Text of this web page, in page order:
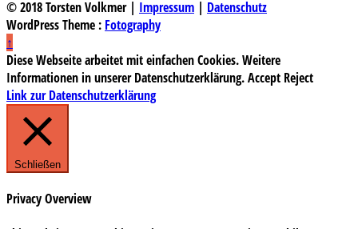
© 2018 Torsten Volkmer | Impressum | Datenschutz
WordPress Theme : Fotography
↑
Diese Webseite arbeitet mit einfachen Cookies. Weitere
Informationen in unserer Datenschutzerklärung.Accept Reject
Link zur Datenschutzerklärung
Schließen
Privacy Overview